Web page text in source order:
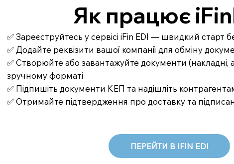
✅ Зареєструйтесь у сервісі iFin EDI — швидкий старт
✅ Додайте реквізити вашої компанії для обміну
✅ Створюйте або завантажуйте документи (накладні,
зручному форматі
✅ Підпишіть документи КЕП та надішліть
✅ Отримайте підтвердження про доставку та
Як працює
ПЕРЕЙТИ В IFIN EDI